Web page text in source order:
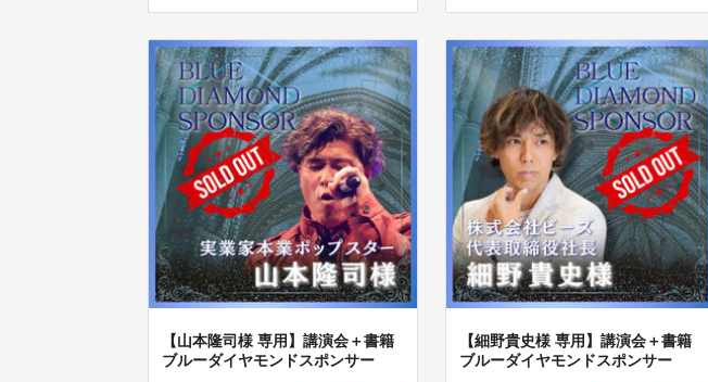
【山本隆司様 専用】講演会＋書籍
ブルーダイヤモンドスポンサー
【細野貴史様 専用】講演会＋書籍
ブルーダイヤモンドスポンサー